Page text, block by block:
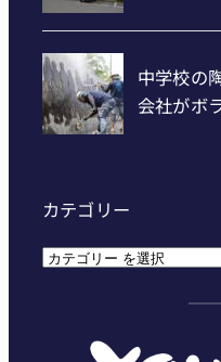
カテゴリー
カ